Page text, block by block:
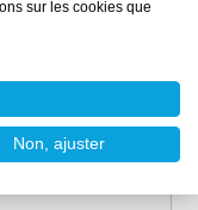
courantes pour
sur les cookies que
Non, ajuster